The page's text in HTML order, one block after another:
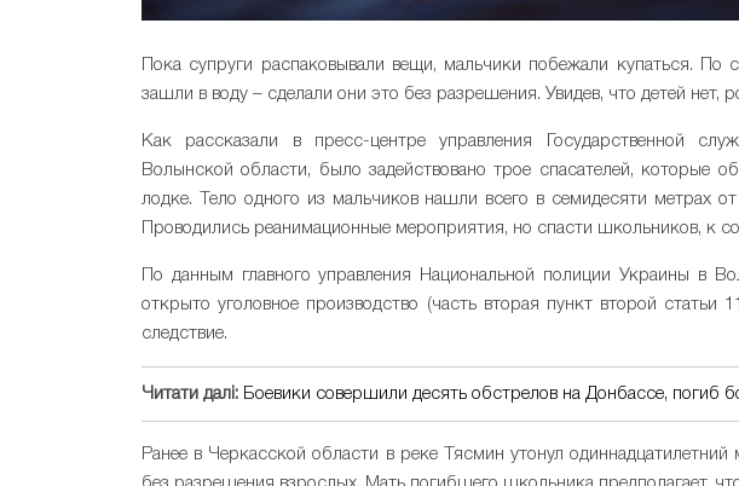
Пока супруги распаковывали вещи, мальчики побежали купаться. По
зашли в воду – сделали они это без разрешения. Увидев, что детей нет,
Как рассказали в пресс-центре управления Государственной
Волынской области, было задействовано трое спасателей, которые
лодке. Тело одного из мальчиков нашли всего в семидесяти метрах
Проводились реанимационные мероприятия, но спасти школьников, к
По данным главного управления Национальной полиции Украины в
открыто уголовное производство (часть вторая пункт второй статьи
следствие.
Читати далі: Боевики совершили десять обстрелов на Донбассе, погиб
Ранее в Черкасской области в реке Тясмин утонул